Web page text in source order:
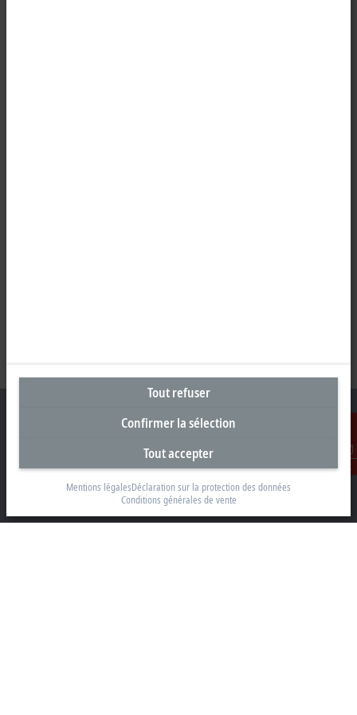
Contact
Siège social France
Beckhoff Automation Sarl
91400 Orsay
Tout refuser
Confirmer la sélection
Tout accepter
Mentions légalesDéclaration sur la protection des données
Conditions générales de vente